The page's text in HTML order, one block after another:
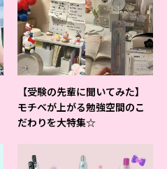
【受験の先輩に聞いてみた】
モチベが上がる勉強空間のこ
だわりを大特集☆